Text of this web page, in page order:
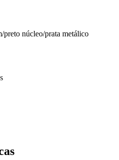
preto núcleo/prata metálico